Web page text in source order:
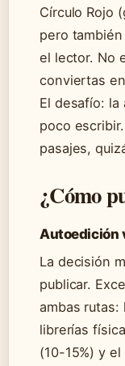
Círculo Rojo
pero
el lector. No
conviertas
El desafío: la
poco
pasajes,
¿Cómo
Autoedición
La decisión
publicar.
ambas
librerías
(10-15%) y